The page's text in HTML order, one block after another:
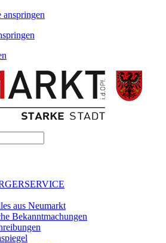
anspringen
aus Neumarkt
Bekanntmachungen